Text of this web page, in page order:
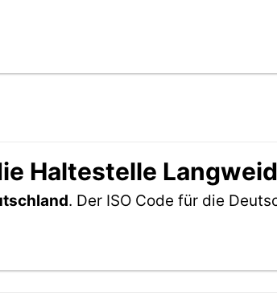
Haltestelle
. Der ISO Code für die